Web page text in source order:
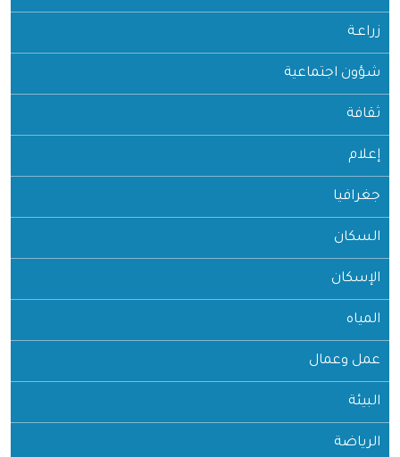
زراعـة
شؤون اجتماعية
ثقافة
إعلام
جغرافيا
السكان
الإسكان
المياه
عمل وعمال
البيئة
الرياضة